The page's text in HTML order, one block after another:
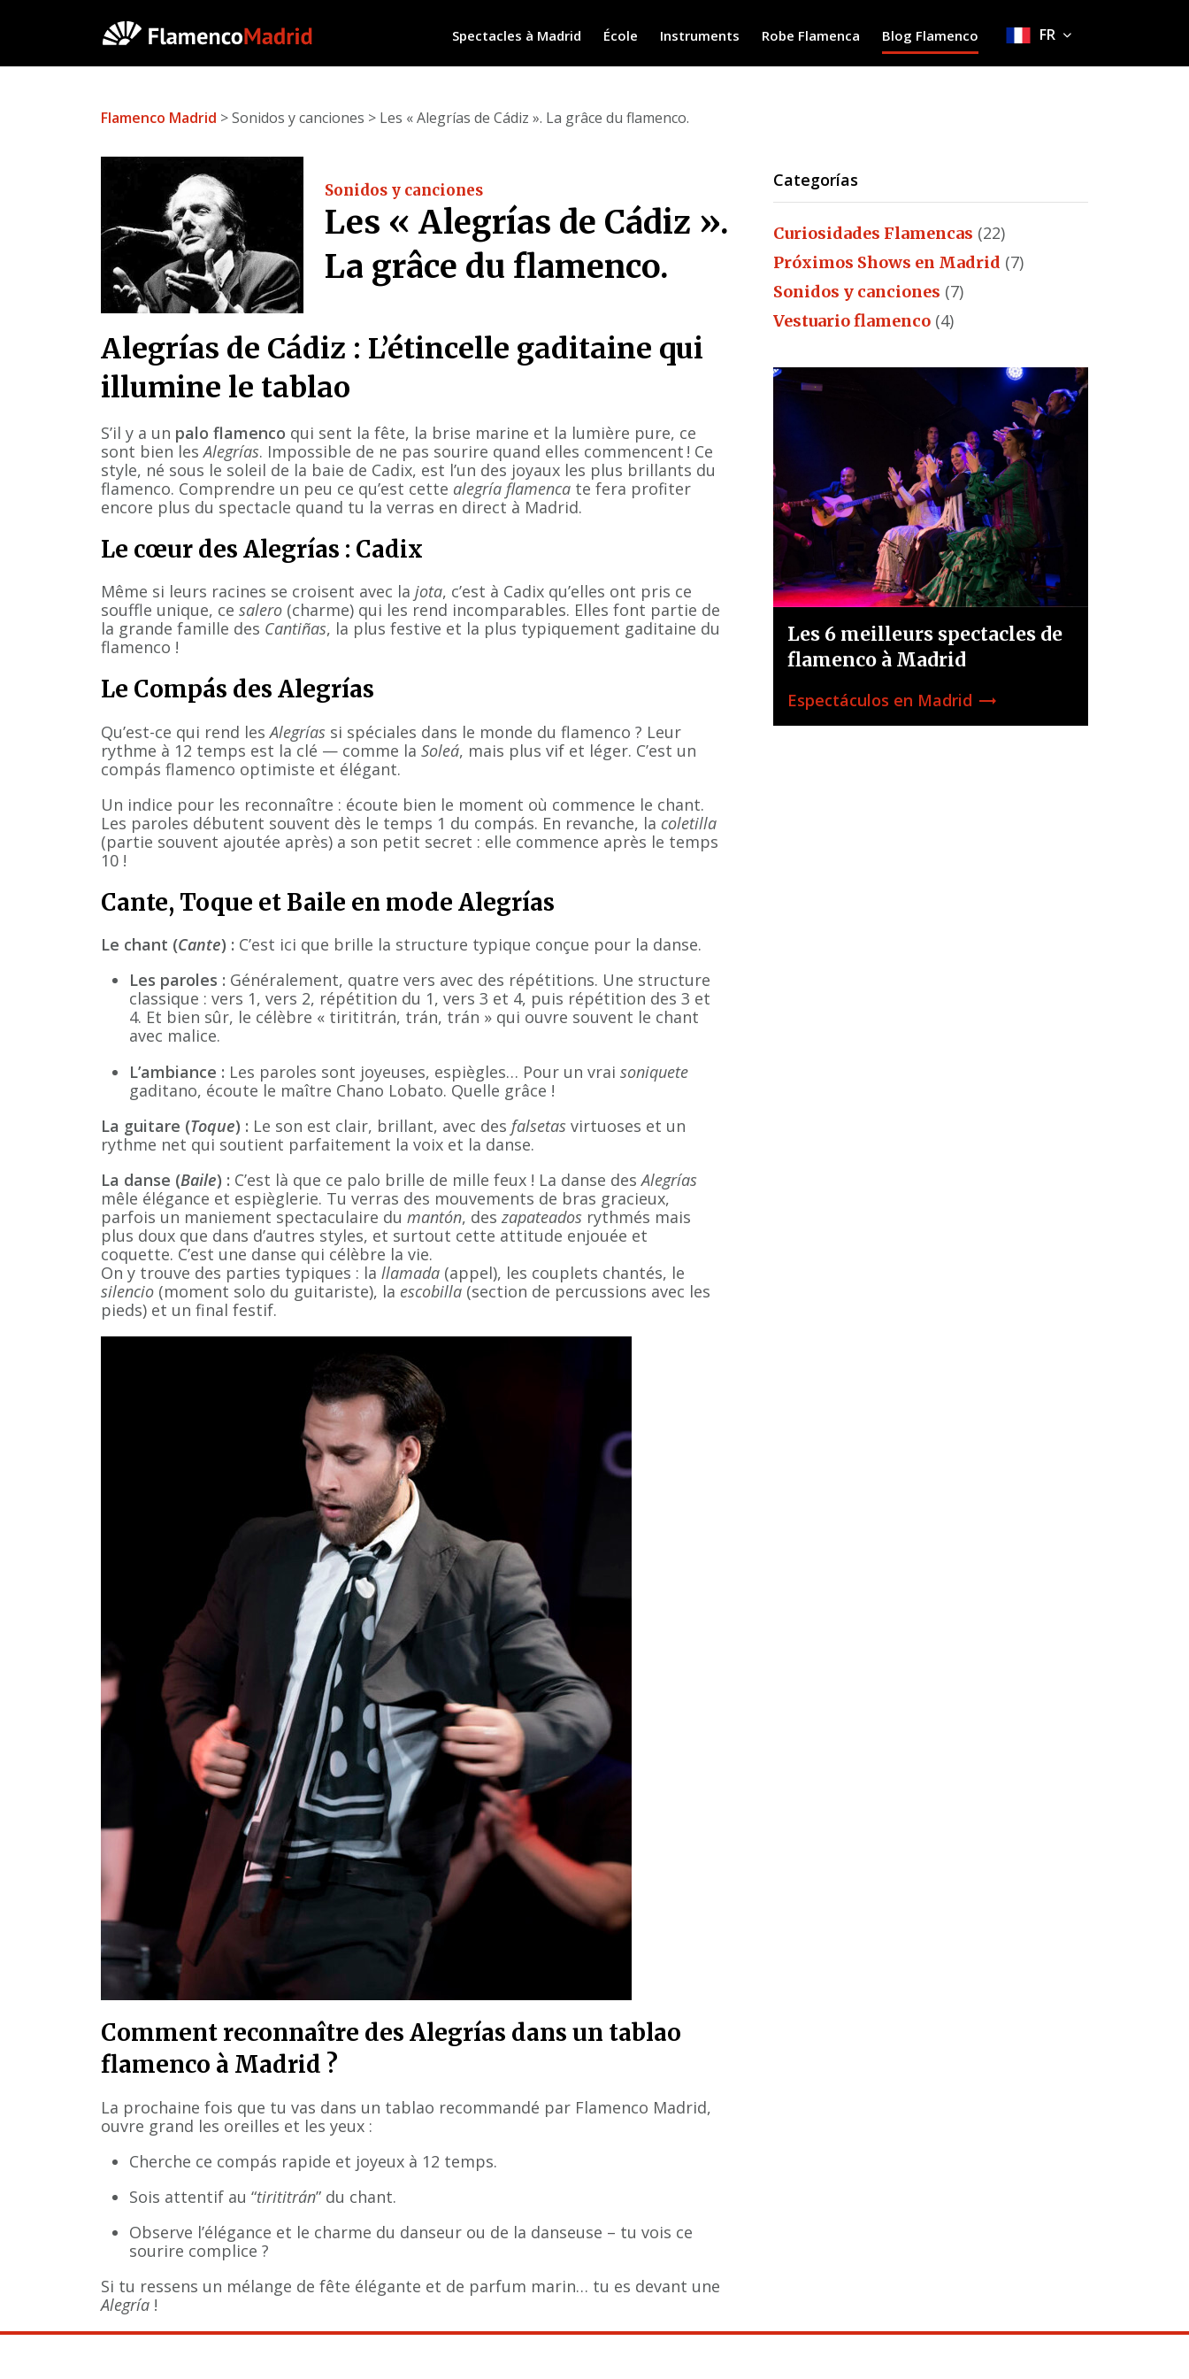
Spectacles à Madrid École Instruments Robe Flamenca Blog Flamenco FR
Flamenco Madrid > Sonidos y canciones > Les « Alegrías de Cádiz ». La grâce du flamenco.
Sonidos y canciones
Les « Alegrías de Cádiz ».
La grâce du flamenco.
Alegrías de Cádiz : L’étincelle gaditaine qui
illumine le tablao
S’il y a un palo flamenco qui sent la fête, la brise marine et la lumière pure, ce
sont bien lesAlegrías. Impossible de ne pas sourire quand elles commencent ! Ce
style, né sous le soleil de la baie de Cadix, est l’un des joyaux les plus brillants du
flamenco. Comprendre un peu ce qu’est cette alegría flamenca te fera profiter
encore plus du spectacle quand tu la verras en direct à Madrid.
Le cœur des Alegrías : Cadix
Même si leurs racines se croisent avec la jota, c’est à Cadix qu’elles ont pris ce
souffle unique, ce salero (charme) qui les rend incomparables. Elles font partie de
la grande famille des Cantiñas, la plus festive et la plus typiquement gaditaine du
flamenco !
Le Compás des Alegrías
Qu’est-ce qui rend lesAlegrías si spéciales dans le monde du flamenco ? Leur
rythme à 12 temps est la clé — comme la Soleá, mais plus vif et léger. C’est un
compás flamenco optimiste et élégant.
Un indice pour les reconnaître : écoute bien le moment où commence le chant.
Les paroles débutent souvent dès le temps 1 du compás. En revanche, la coletilla
(partie souvent ajoutée après) a son petit secret : elle commence après le temps
10 !
Cante, Toque et Baile en mode Alegrías
Le chant (Cante) : C’est ici que brille la structure typique conçue pour la danse.
Les paroles : Généralement, quatre vers avec des répétitions. Une structure
classique : vers 1, vers 2, répétition du 1, vers 3 et 4, puis répétition des 3 et
4. Et bien sûr, le célèbre « tirititrán, trán, trán » qui ouvre souvent le chant
avec malice.
L’ambiance : Les paroles sont joyeuses, espiègles… Pour un vrai soniquete
gaditano, écoute le maître Chano Lobato. Quelle grâce !
La guitare (Toque) : Le son est clair, brillant, avec des falsetas virtuoses et un
rythme net qui soutient parfaitement la voix et la danse.
La danse (Baile) : C’est là que ce palo brille de mille feux ! La danse desAlegrías
mêle élégance et espièglerie. Tu verras des mouvements de bras gracieux,
parfois un maniement spectaculaire du mantón, deszapateados rythmés mais
plus doux que dans d’autres styles, et surtout cette attitude enjouée et
coquette. C’est une danse qui célèbre la vie.
On y trouve des parties typiques : la llamada (appel), les couplets chantés, le
silencio (moment solo du guitariste), la escobilla (section de percussions avec les
pieds) et un final festif.
Comment reconnaître des Alegrías dans un tablao
flamenco à Madrid ?
La prochaine fois que tu vas dans un tablao recommandé par Flamenco Madrid,
ouvre grand les oreilles et les yeux :
Cherche ce compás rapide et joyeux à 12 temps.
Sois attentif au “tirititrán” du chant.
Observe l’élégance et le charme du danseur ou de la danseuse – tu vois ce
sourire complice ?
Si tu ressens un mélange de fête élégante et de parfum marin… tu es devant une
Alegría !
Categorías
Curiosidades Flamencas (22)
Próximos Shows en Madrid (7)
Sonidos y canciones (7)
Vestuario flamenco (4)
Les 6 meilleurs spectacles de
flamenco à Madrid
Espectáculos en Madrid trending_flat